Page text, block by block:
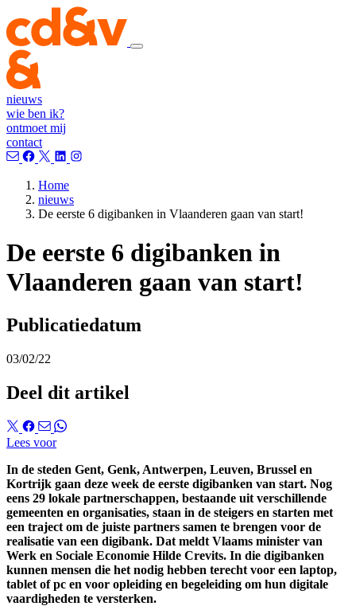
nieuws
wie ben ik?
ontmoet mij
contact
Home
nieuws
De eerste 6 digibanken in Vlaanderen gaan van start!
De eerste 6 digibanken in
Vlaanderen gaan van start!
Publicatiedatum
03/02/22
Deel dit artikel
Lees voor
In de steden Gent, Genk, Antwerpen, Leuven, Brussel en
Kortrijk gaan deze week de eerste digibanken van start. Nog
eens 29 lokale partnerschappen, bestaande uit verschillende
gemeenten en organisaties, staan in de steigers en starten met
een traject om de juiste partners samen te brengen voor de
realisatie van een digibank. Dat meldt Vlaams minister van
Werk en Sociale Economie Hilde Crevits. In die digibanken
kunnen mensen die het nodig hebben terecht voor een laptop,
tablet of pc en voor opleiding en begeleiding om hun digitale
vaardigheden te versterken.